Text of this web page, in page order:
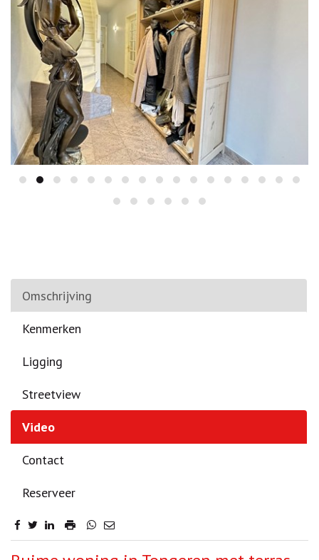
Omschrijving
Kenmerken
Ligging
Streetview
Video
Contact
Reserveer